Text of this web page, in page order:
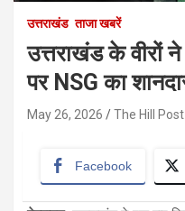
उत्तराखंड ताजा खबरें
उत्तराखंड के
पर NSG का
May 26, 2026 The Hill Post
Facebook